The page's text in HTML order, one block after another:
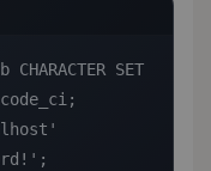
CHARACTER SET